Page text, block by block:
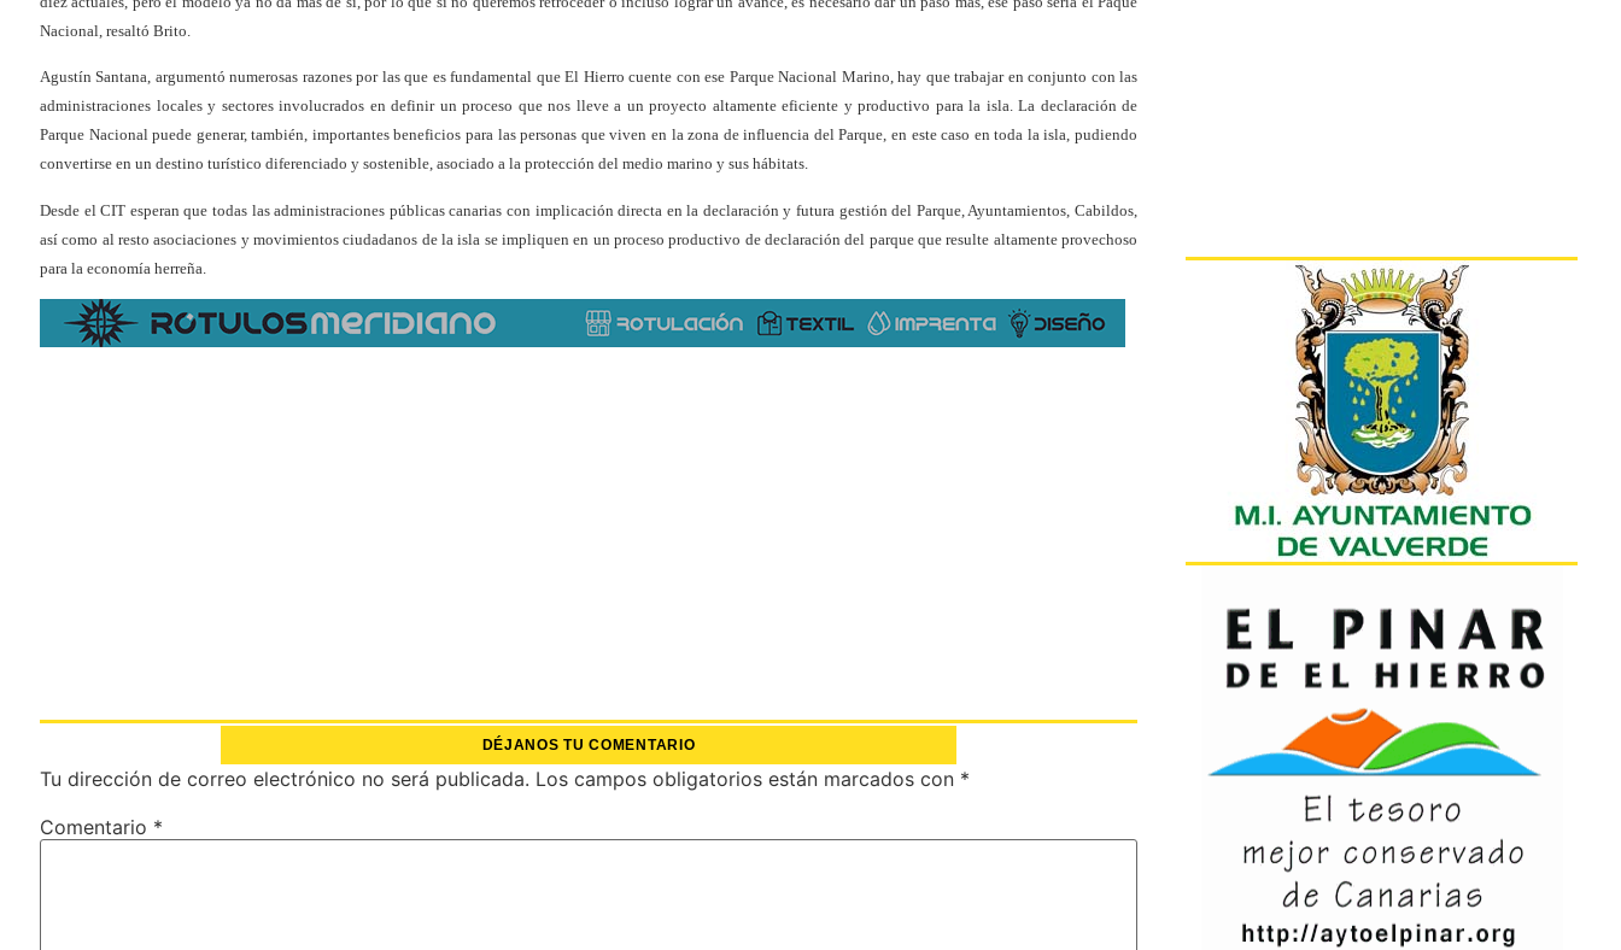
Nacional, resaltó Brito.
Agustín Santana, argumentó numerosas razones por las que es fundamental que El Hierro cuente con ese Parque Nacional Marino, hay que trabajar en conjunto con las
administraciones locales y sectores involucrados en definir un proceso que nos lleve a un proyecto altamente eficiente y productivo para la isla. La declaración de
Parque Nacional puede generar, también, importantes beneficios para las personas que viven en la zona de influencia del Parque, en este caso en toda la isla, pudiendo
convertirse en un destino turístico diferenciado y sostenible, asociado a la protección del medio marino y sus hábitats.
Desde el CIT esperan que todas las administraciones públicas canarias con implicación directa en la declaración y futura gestión del Parque, Ayuntamientos, Cabildos,
así como al resto asociaciones y movimientos ciudadanos de la isla se impliquen en un proceso productivo de declaración del parque que resulte altamente provechoso
para la economía herreña.
DÉJANOS TU COMENTARIO
Tu dirección de correo electrónico no será publicada. Los campos obligatorios están marcados con *
Comentario *